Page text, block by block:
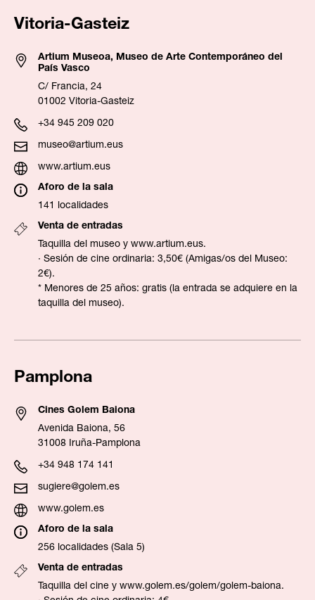
Vitoria-Gasteiz
Artium Museoa, Museo de Arte Contemporáneo del
País Vasco
C/ Francia, 24
01002 Vitoria-Gasteiz
+34 945 209 020
museo@artium.eus
www.artium.eus
Aforo de la sala
141 localidades
Venta de entradas
Taquilla del museo y www.artium.eus.
· Sesión de cine ordinaria: 3,50€ (Amigas/os del Museo:
2€).
* Menores de 25 años: gratis (la entrada se adquiere en la
taquilla del museo).
Pamplona
Cines Golem Baiona
Avenida Baiona, 56
31008 Iruña-Pamplona
+34 948 174 141
sugiere@golem.es
www.golem.es
Aforo de la sala
256 localidades (Sala 5)
Venta de entradas
Taquilla del cine y www.golem.es/golem/golem-baiona.